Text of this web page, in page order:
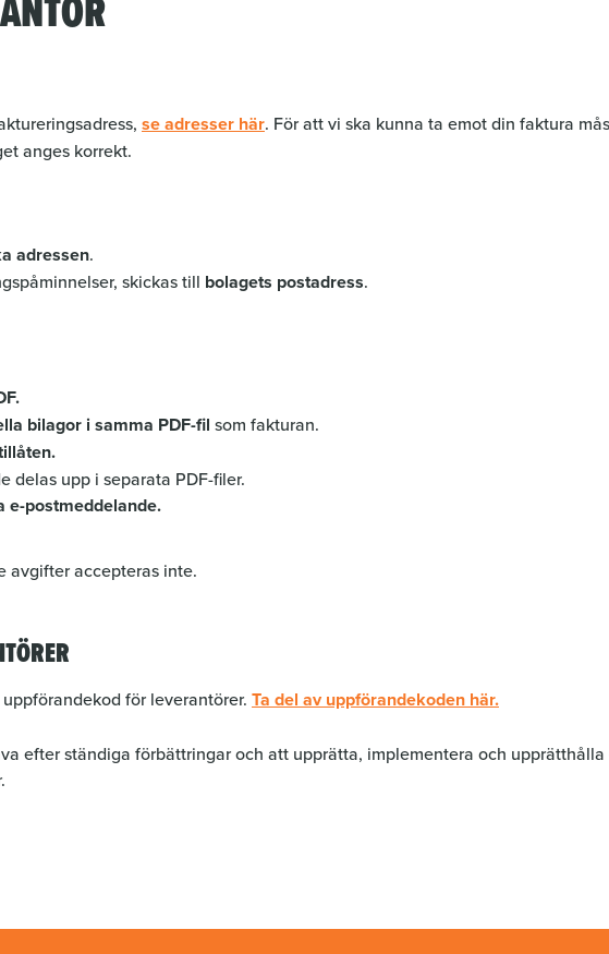
se adresser här. För att vi ska kunna ta emot din faktura
anges korrekt.
adressen.
skickas till bolagets postadress.
bilagor i samma PDF-fil som fakturan.
delas upp i separata PDF-filer.
e-postmeddelande.
avgifter accepteras inte.
för leverantörer. Ta del av uppförandekoden här.
efter ständiga förbättringar och att upprätta, implementera och